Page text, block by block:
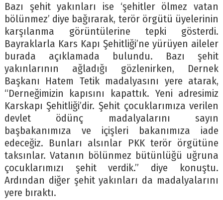
Bazı şehit yakınları ise ‘şehitler ölmez vatan
bölünmez’ diye bağırarak, terör örgütü üyelerinin
karşılanma görüntülerine tepki gösterdi.
Bayraklarla Kars Kapı Şehitliği’ne yürüyen aileler
burada açıklamada bulundu. Bazı şehit
yakınlarının ağladığı gözlenirken, Dernek
Başkanı Hatem Tetik madalyasını yere atarak,
“Derneğimizin kapısını kapattık. Yeni adresimiz
Karskapı Şehitliği’dir. Şehit çocuklarımıza verilen
devlet ödünç madalyalarını sayın
başbakanımıza ve içişleri bakanımıza iade
edeceğiz. Bunları alsınlar PKK terör örgütüne
taksınlar. Vatanın bölünmez bütünlüğü uğruna
çocuklarımızı şehit verdik.” diye konuştu.
Ardından diğer şehit yakınları da madalyalarını
yere bıraktı.